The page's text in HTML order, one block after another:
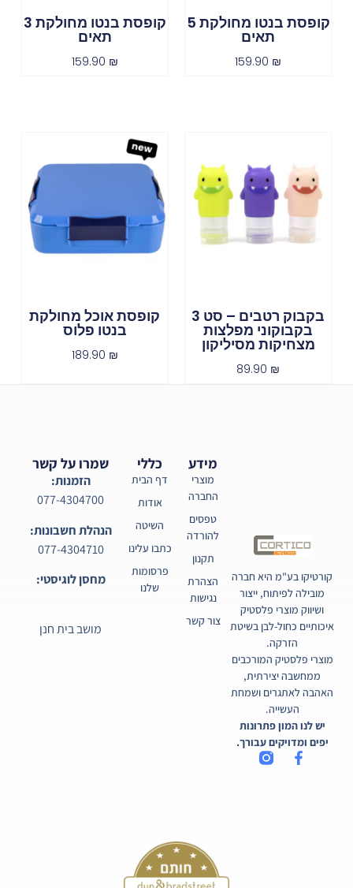
קופסת בנטו מחולקת 5
תאים
159.90 ₪
קופסת בנטו מחולקת 3
תאים
159.90 ₪
בקבוק רטבים – סט 3
בקבוקוני מפלצות
מצחיקות מסיליקון
89.90 ₪
קופסת אוכל מחולקת
בנטו פלוס
189.90 ₪
קורטיקו בע"מ היא חברה
מובילה לפיתוח, ייצור
ושיווק מוצרי פלסטיק
איכותיים כחול-לבן בשיטת
הזרקה.
מוצרי פלסטיק המורכבים
ממחשבה יצירתית,
האהבה לאתגרים ושמחת
העשייה.
יש לנו המון פתרונות
יפים ומדויקים עבורך.
כללי
דף הבית
אודות
השיטה
כתבו עלינו
פרסומות
שלנו
מידע
מוצרי
החברה
טפסים
להורדה
תקנון
הצהרת
נגישות
צור קשר
שמרו על קשר
הזמנות:
077-4304700
הנהלת חשבונות:
077-4304710
מחסן לוגיסטי:
מושב בית חנן